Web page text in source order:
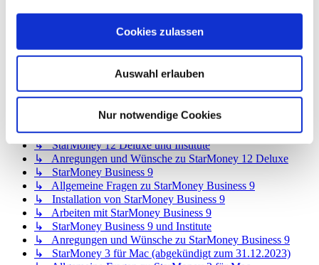
Cookies zulassen
Auswahl erlauben
Nur notwendige Cookies
↳ Installation von StarMoney 12 Basic
↳ Bedienung von StarMoney 12 Basic
↳ Anregungen und Wünsche zu StarMoney 12 Basic
↳ StarMoney 12 Deluxe
↳ Installation von StarMoney 12 Deluxe
↳ Bedienung von StarMoney 12 Deluxe
↳ StarMoney 12 Deluxe und Institute
↳ Anregungen und Wünsche zu StarMoney 12 Deluxe
↳ StarMoney Business 9
↳ Allgemeine Fragen zu StarMoney Business 9
↳ Installation von StarMoney Business 9
↳ Arbeiten mit StarMoney Business 9
↳ StarMoney Business 9 und Institute
↳ Anregungen und Wünsche zu StarMoney Business 9
↳ StarMoney 3 für Mac (abgekündigt zum 31.12.2023)